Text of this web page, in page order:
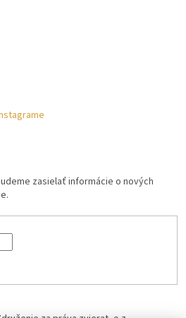
zasielať informácie o nových